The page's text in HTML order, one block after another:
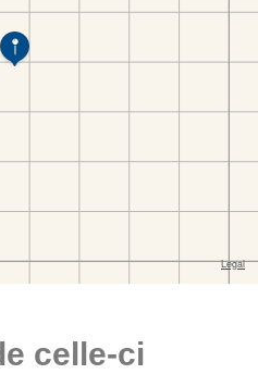
celle-ci